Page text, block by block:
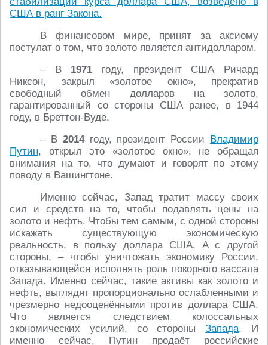
США в ранг Закона.
В финансовом мире, принят за аксиому
постулат о том, что золото является антидолларом.
– В 1971 году, президент США Ричард
Никсон, закрыл «золотое окно», прекратив
свободный обмен долларов на золото,
гарантированный со стороны США ранее, в 1944
году, в Бреттон-Вуде.
– В 2014году, президент России Владимир
Путин, открыл это «золотое окно», не обращая
внимания на то, что думают и говорят по этому
поводу в Вашингтоне.
Именно сейчас, Запад тратит массу своих
сил и средств на то, чтобы подавлять цены на
золото и нефть. Чтобы тем самым, с одной стороны
искажать существующую экономическую
реальность, в пользу доллара США. А с другой
стороны, – чтобы уничтожать экономику России,
отказывающейся исполнять роль покорного вассала
Запада. Именно сейчас, такие активы как золото и
нефть, выглядят пропорционально ослабленными и
чрезмерно недооценёнными против доллара США.
Что является следствием колоссальных
экономических усилий, со стороныЗапада. И
именно сейчас, Путин продаёт российские